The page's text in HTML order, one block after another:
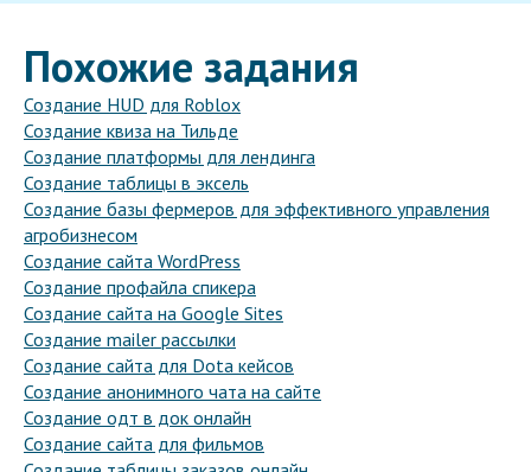
Похожие задания
Создание HUD для Roblox
Создание квиза на Тильде
Создание платформы для лендинга
Создание таблицы в эксель
Создание базы фермеров для эффективного управления
агробизнесом
Создание сайта WordPress
Создание профайла спикера
Создание сайта на Google Sites
Создание mailer рассылки
Создание сайта для Dota кейсов
Создание анонимного чата на сайте
Создание одт в док онлайн
Создание сайта для фильмов